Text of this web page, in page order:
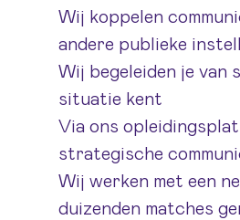
Wij koppelen
andere publieke
Wij begeleiden je
situatie kent
Via ons
strategische
Wij werken met een
duizenden matches